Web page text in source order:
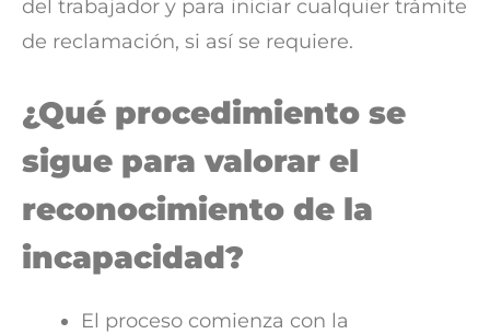
del trabajador y para iniciar cualquier trámite
de reclamación, si así se requiere.
¿Qué procedimiento se
sigue para valorar el
reconocimiento de la
incapacidad?
El proceso comienza con la